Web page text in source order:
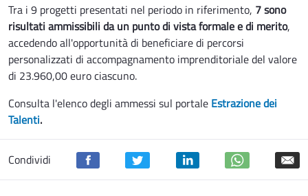
Tra i 9 progetti presentati nel periodo in riferimento, 7 sono
risultati ammissibili da un punto di vista formale e di merito,
accedendo all'opportunità di beneficiare di percorsi
personalizzati di accompagnamento imprenditoriale del valore
di 23.960,00 euro ciascuno.
Consulta l'elenco degli ammessi sul portale Estrazione dei
Talenti.
Condividi